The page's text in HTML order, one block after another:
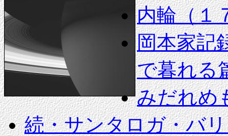
内輪（１
岡本家記
で暮れる
みだれめ
続・サンタロガ・バ